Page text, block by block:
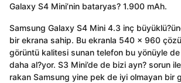
Galaxy S4 Mini’nin bataryas? 1.900 mAh.
Samsung Galaxy S4 Mini 4.3 inç
bir ekrana sahip. Bu ekranla 540 x 960
görüntü kalitesi sunan telefon bu yönüyle
daha al?yor. S3 Mini’de de bizi ayn? sorun
rakan Samsung yine pek de iyi olmayan bir